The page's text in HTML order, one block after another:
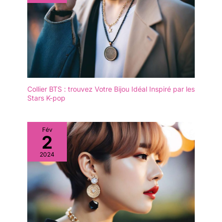
Collier BTS : trouvez Votre Bijou Idéal Inspiré par les
Stars K-pop
Fév
2
2024